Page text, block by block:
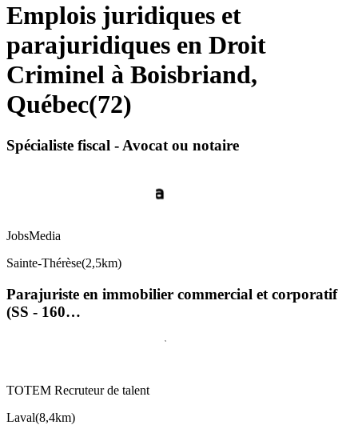
Emplois juridiques et
parajuridiques en Droit
Criminel à Boisbriand,
Québec(72)
Spécialiste fiscal - Avocat ou notaire
JobsMedia
Sainte-Thérèse(2,5km)
Parajuriste en immobilier commercial et corporatif
(SS - 160…
TOTEM Recruteur de talent
Laval(8,4km)